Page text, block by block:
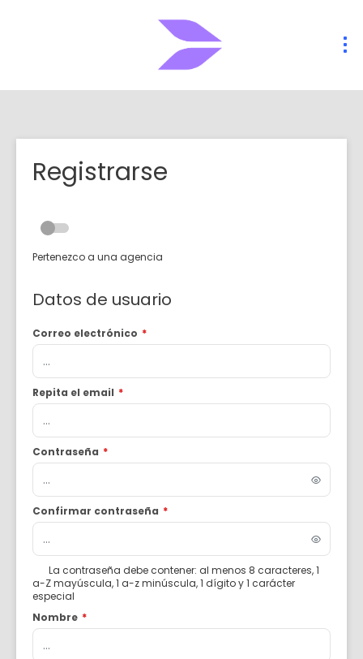
Registrarse
Pertenezco a una agencia
Datos de usuario
Correo electrónico *
Repita el email *
Contraseña *
Confirmar contraseña *
La contraseña debe contener: al menos 8 caracteres, 1
a-Z mayúscula, 1 a-z minúscula, 1 dígito y 1 carácter
especial
Nombre *